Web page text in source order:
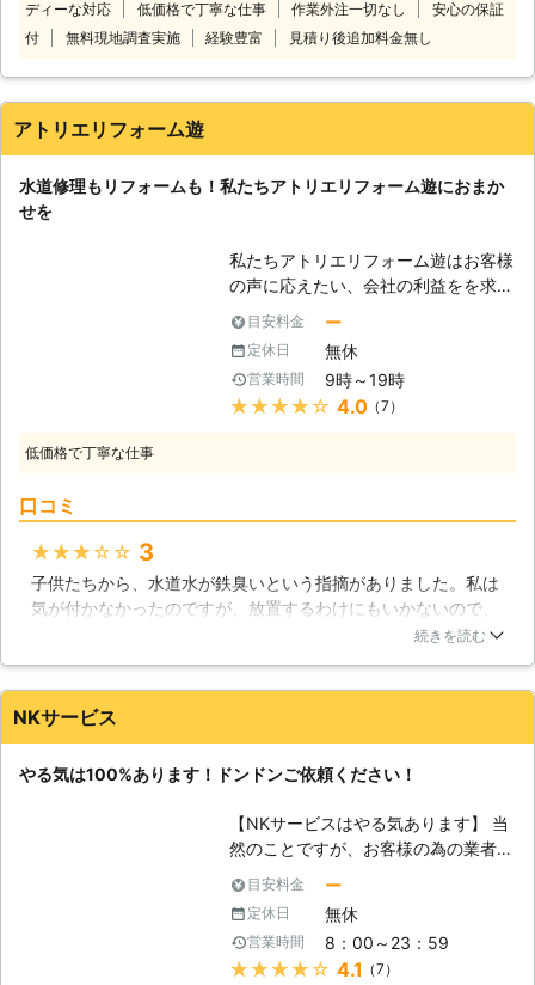
ォームまで行っているので、状況を確
認して最適な工事方法をご提案・施工
客様ご納得の上、ご依頼いただけて安
ます。トイレつまりや水漏れで業者を
お探しのときには当店にご連絡くださ
ディーな対応 低価格で丁寧な仕事 作業外注一切なし
安心の保証
付
無料現地調査実施 経験豊富 見積り後追加料金無し
アトリエリフォーム遊
水道修理もリフォームも！私たちアトリエリフォーム遊におまか
せを
私たちアトリエリフォーム遊はお客様
の声に応えたい、会社の利益をを求め
るのではなく、よりお客様のために仕
事がしたいという思いから生まれまし
た。住宅はお客様の生活の拠点です。
その生活に必要不可欠なものが水で
す。そのため水に関するトラブルが起
てはならないものです。例えは顔を洗
う、トイレを流すことも水がいります
し、洗濯やお風呂をと当たり前だと思
うところに水があります。これはとて
も素晴らしいことですが、その分失っ
活を送っていただくために、水道業者
はいるのです。 【代表的な水のトラ
ブル】 水のトラブルでも最も多いの
がトイレ詰まりです。トイレットペー
パーの流し過ぎや異物詰まりなどが多
く見られます。トイレットペーパーは
水に溶けますので、一時的なもので自
然に直る可能性もありますが、異物が
詰まってしまうと取り出さない限り解
目安料金 ー
定休日 無休
営業時間 9時～19時
★★★★★ 4.0（7）
低価格で丁寧な仕事
口コミ
★★★★★ 3
子供たちから、水道水が鉄臭いという指摘がありました。私は
気が付かなかったのですが、放置するわけにもいかないので、
岸和田市の「アトリエリフォーム遊」というところに話をして
錆びていてることが判明したのです。結局交換することになり
ましたが、被害が大きくなる前に気付けて良かったです。
大阪府 岸和田市 2016年12月31日
続きを読む
NKサービス
やる気は100%あります！ドンドンご依頼ください！
【NKサービスはやる気あります】 当
然のことですが、お客様の為の業者で
ある以上、常にやる気は持っていなけ
ればなりません。その点、NKサービ
スは負けない自信を持っております。
皆さんの方で、洗面所やトイレなど、
水回り場所でお困りをお持ちでした
目安料金 ー
定休日 無休
営業時間 8：00～23：59
★★★★★ 4.1 （7）